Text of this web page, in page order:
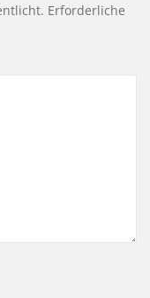
Erforderliche